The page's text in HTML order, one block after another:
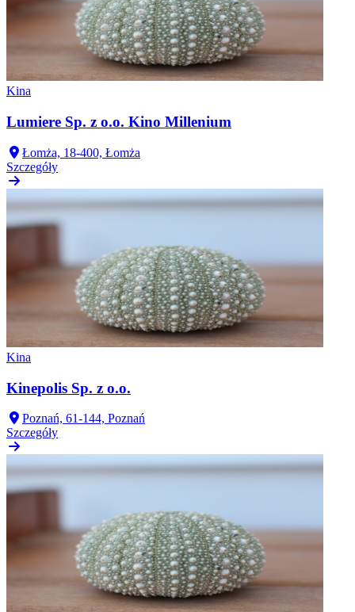
Kina
Lumiere Sp. z o.o. Kino Millenium
Łomża, 18-400, Łomża
Szczegóły
Kina
Kinepolis Sp. z o.o.
Poznań, 61-144, Poznań
Szczegóły